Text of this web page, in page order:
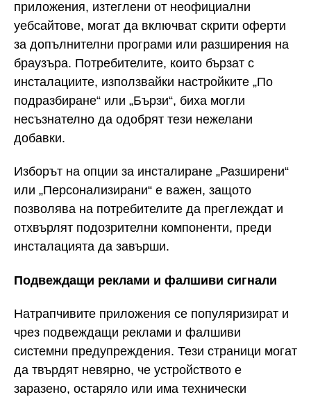
приложения, изтеглени от неофициални
уебсайтове, могат да включват скрити оферти
за допълнителни програми или разширения на
браузъра. Потребителите, които бързат с
инсталациите, използвайки настройките „По
подразбиране“ или „Бързи“, биха могли
несъзнателно да одобрят тези нежелани
добавки.
Изборът на опции за инсталиране „Разширени“
или „Персонализирани“ е важен, защото
позволява на потребителите да преглеждат и
отхвърлят подозрителни компоненти, преди
инсталацията да завърши.
Подвеждащи реклами и фалшиви сигнали
Натрапчивите приложения се популяризират и
чрез подвеждащи реклами и фалшиви
системни предупреждения. Тези страници могат
да твърдят невярно, че устройството е
заразено, остаряло или има технически